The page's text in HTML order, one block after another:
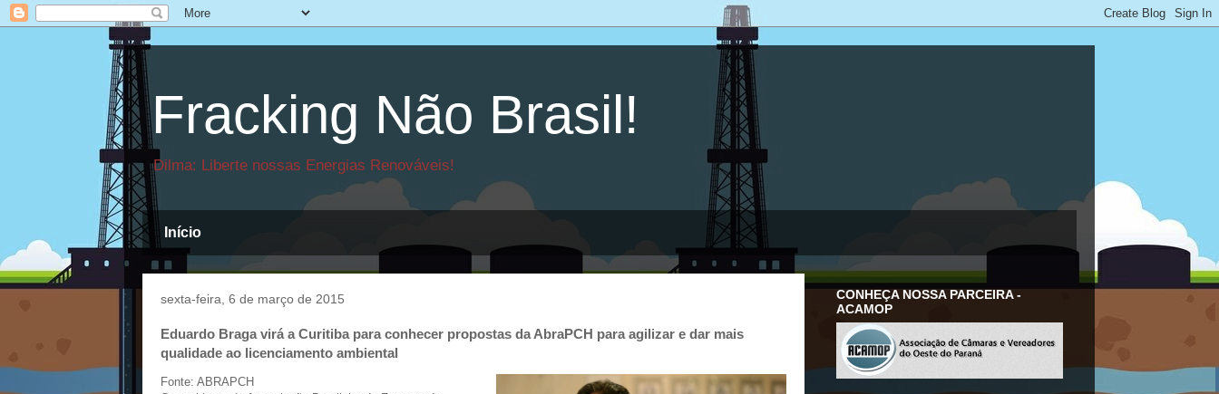
Fracking Não Brasil!
Dilma: Liberte nossas Energias Renováveis!
Início
sexta-feira, 6 de março de 2015
Eduardo Braga virá a Curitiba para conhecer propostas da AbraPCH para agilizar e dar mais
qualidade ao licenciamento ambiental
Fonte: ABRAPCH
CONHEÇA NOSSA PARCEIRA -
ACAMOP